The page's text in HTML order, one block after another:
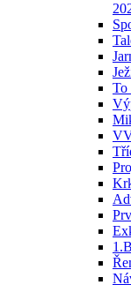
To